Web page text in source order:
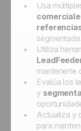
Usa
segmentada.
Utiliza
mantenerte
Evalúa los
y
Actualiza y
para